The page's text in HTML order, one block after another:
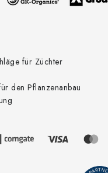
für Züchter
den Pflanzenanbau